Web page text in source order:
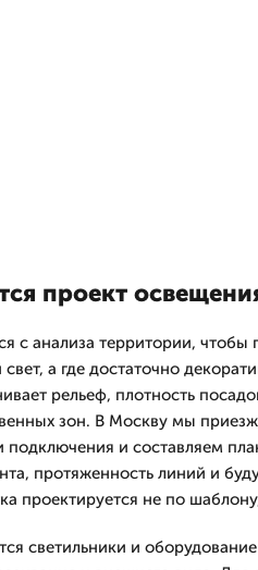
проект
с анализа территории, чтобы
а где достаточно
рельеф, плотность
зон. В Москву мы
подключения и составляем
протяженность линий и
проектируется не по
светильники и